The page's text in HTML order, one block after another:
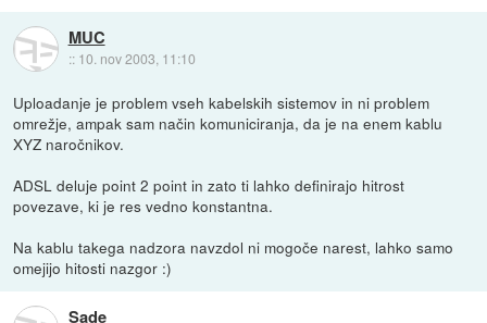
MUC
:: 10. nov 2003, 11:10
Uploadanje je problem vseh kabelskih sistemov in ni problem
omrežje, ampak sam način komuniciranja, da je na enem kablu
XYZ naročnikov.
ADSL deluje point 2 point in zato ti lahko definirajo hitrost
povezave, ki je res vedno konstantna.
Na kablu takega nadzora navzdol ni mogoče narest, lahko samo
omejijo hitosti nazgor :)
Sade